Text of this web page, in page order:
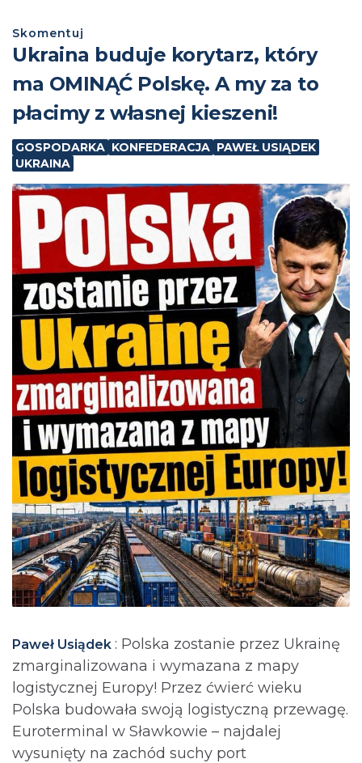
Skomentuj
Ukraina buduje korytarz, który
ma OMINĄĆ Polskę. A my za to
płacimy z własnej kieszeni!
GOSPODARKA KONFEDERACJA PAWEŁ USIĄDEK
UKRAINA
Paweł Usiądek : Polska zostanie przez Ukrainę
zmarginalizowana i wymazana z mapy
logistycznej Europy! Przez ćwierć wieku
Polska budowała swoją logistyczną przewagę.
Euroterminal w Sławkowie – najdalej
wysunięty na zachód suchy port